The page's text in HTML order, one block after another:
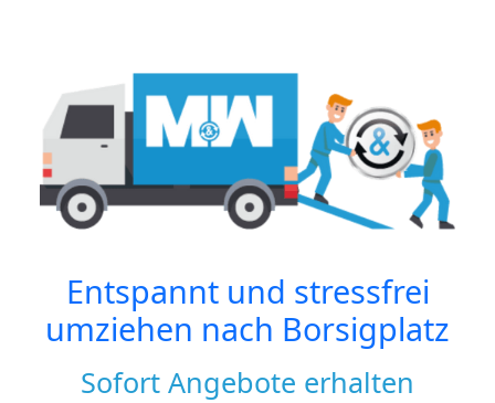
Entspannt und stressfrei
umziehen nach Borsigplatz
Sofort Angebote erhalten